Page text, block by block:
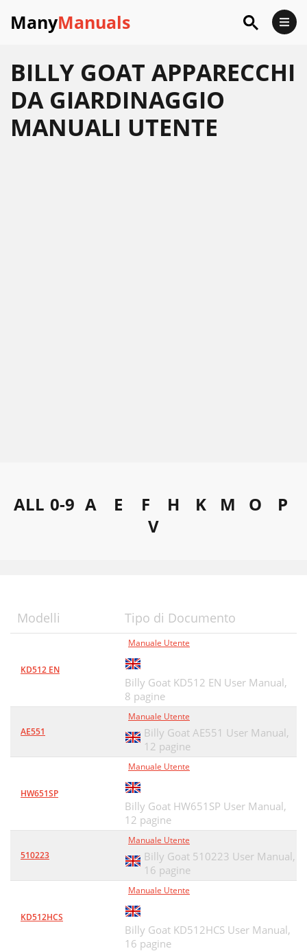
ManyManuals
BILLY GOAT APPARECCHI
DA GIARDINAGGIO
MANUALI UTENTE
ALL 0-9 A E F H K M O
P
V
Modelli Tipo di Documento
KD512 EN
Manuale Utente
Billy Goat KD512 EN User Manual,
8 pagine
AE551
Manuale Utente
Billy Goat AE551 User Manual,
12 pagine
HW651SP
Manuale Utente
Billy Goat HW651SP User Manual,
12 pagine
510223
Manuale Utente
Billy Goat 510223 User Manual,
16 pagine
KD512HCS
Manuale Utente
Billy Goat KD512HCS User Manual,
16 pagine